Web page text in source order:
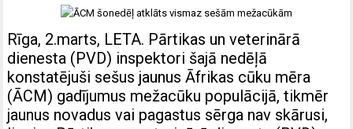
Rīga, 2.marts, LETA. Pārtikas un veterinārā
dienesta (PVD) inspektori šajā nedēļā
konstatējuši sešus jaunus Āfrikas cūku mēra
(ĀCM) gadījumus mežacūku populācijā, tikmēr
jaunus novadus vai pagastus sērga nav skārusi,